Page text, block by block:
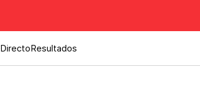
DirectoResultados